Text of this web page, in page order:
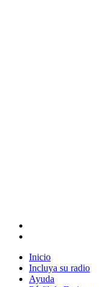
Inicio
Incluya su radio
Ayuda